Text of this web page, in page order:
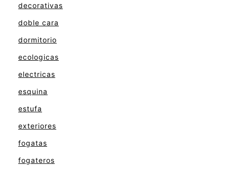
decorativas
doble cara
dormitorio
ecologicas
electricas
esquina
estufa
exteriores
fogatas
fogateros